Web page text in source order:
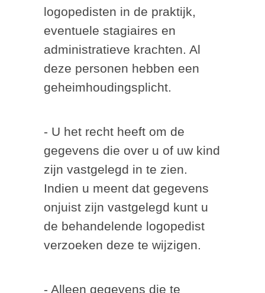
logopedisten in de praktijk,
eventuele stagiaires en
administratieve krachten. Al
deze personen hebben een
geheimhoudingsplicht.
- U het recht heeft om de
gegevens die over u of uw kind
zijn vastgelegd in te zien.
Indien u meent dat gegevens
onjuist zijn vastgelegd kunt u
de behandelende logopedist
verzoeken deze te wijzigen.
- Alleen gegevens die te